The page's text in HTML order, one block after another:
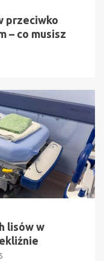
przeciwko
– co musisz
lisów w